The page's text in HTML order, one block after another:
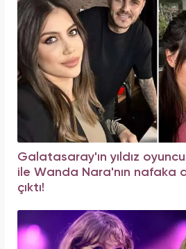
Galatasaray'ın yıldız
ile Wanda Nara'nın nafaka
çıktı!